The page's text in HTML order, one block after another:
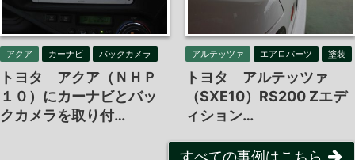
アクア カーナビ バックカメラ
トヨタ アクア（ＮＨＰ
１０）にカーナビとバッ
クカメラを取り付…
アルテッツァ エアロパーツ 塗装
トヨタ アルテッツァ
（SXE10）RS200 Zエデ
ィション…